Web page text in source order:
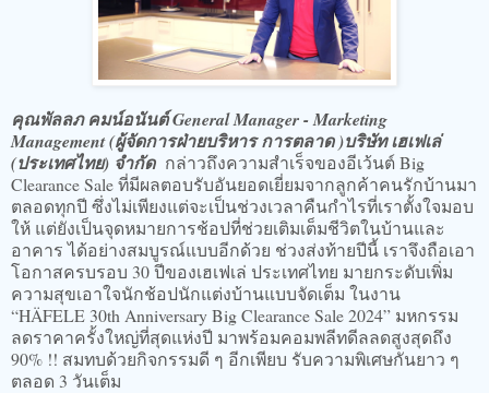
คุณพัลลภ คมน์อนันต์ General Manager - Marketing
Management (ผู้จัดการฝ่ายบริหาร การตลาด )บริษัท เฮเฟเล่
(ประเทศไทย) จำกัด กล่าวถึงความสำเร็จของอีเว้นต์ Big
Clearance Sale ที่มีผลตอบรับอันยอดเยี่ยมจากลูกค้าคนรักบ้านมา
ตลอดทุกปี ซึ่งไม่เพียงแต่จะเป็นช่วงเวลาคืนกำไรที่เราตั้งใจมอบ
ให้ แต่ยังเป็นจุดหมายการช้อปที่ช่วยเติมเต็มชีวิตในบ้านและ
อาคาร ได้อย่างสมบูรณ์แบบอีกด้วย ช่วงส่งท้ายปีนี้ เราจึงถือเอา
โอกาสครบรอบ 30 ปีของเฮเฟเล่ ประเทศไทย มายกระดับเพิ่ม
ความสุขเอาใจนักช้อปนักแต่งบ้านแบบจัดเต็ม ในงาน
“HÄFELE 30th Anniversary Big Clearance Sale 2024” มหกรรม
ลดราคาครั้งใหญ่ที่สุดแห่งปี มาพร้อมคอมพลีทดีลลดสูงสุดถึง
90% !! สมทบด้วยกิจกรรมดี ๆ อีกเพียบ รับความพิเศษกันยาว ๆ
ตลอด 3 วันเต็ม